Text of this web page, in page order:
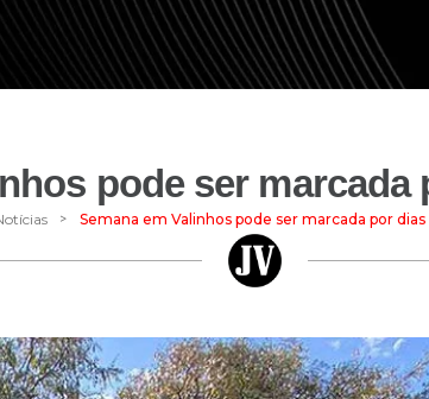
pode ser
> Semana em Valinhos pode ser marcada por dias